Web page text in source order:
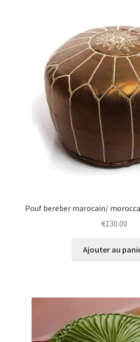
Pouf bereber marocain/
€130.00
Ajouter au